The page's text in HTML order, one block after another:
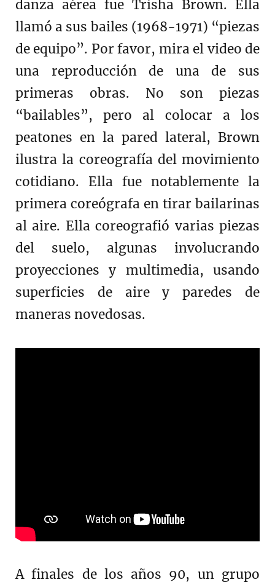
danza aérea fue Trisha Brown. Ella
llamó a sus bailes (1968-1971) “piezas
de equipo”. Por favor, mira el video de
una reproducción de una de sus
primeras obras. No son piezas
“bailables”, pero al colocar a los
peatones en la pared lateral, Brown
ilustra la coreografía del movimiento
cotidiano. Ella fue notablemente la
primera coreógrafa en tirar bailarinas
al aire. Ella coreografió varias piezas
del suelo, algunas involucrando
proyecciones y multimedia, usando
superficies de aire y paredes de
maneras novedosas.
A finales de los años 90, un grupo